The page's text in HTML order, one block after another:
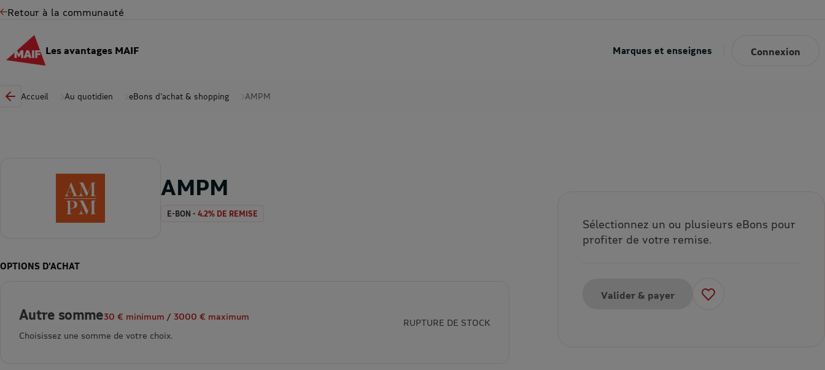
Retour à la communauté
Les avantages MAIF Marques et enseignes Connexion
Accueil Au quotidien eBons d'achat & shopping AMPM
AMPM
E-BON - 4.2% DE REMISE
OPTIONS D’ACHAT
Autre somme30 € minimum / 3000 € maximum
Choisissez une somme de votre choix.
RUPTURE DE STOCK
Sélectionnez un ou plusieurs eBons pour
profiter de votre remise.
Valider & payer